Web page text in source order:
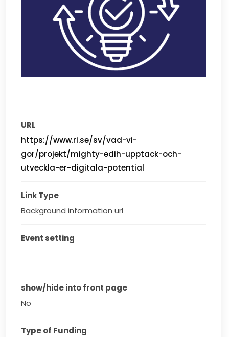
URL
https://www.ri.se/sv/vad-vi-
gor/projekt/mighty-edih-upptack-och-
utveckla-er-digitala-potential
Link Type
Background information url
Event setting
show/hide into front page
No
Type of Funding